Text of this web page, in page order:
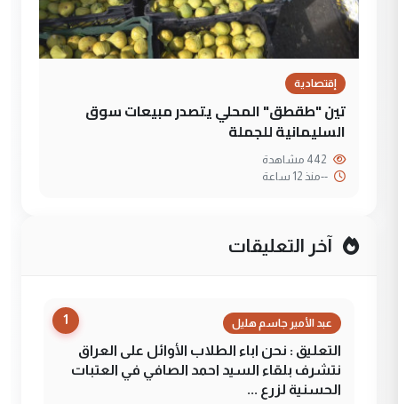
إقتصادية
تين "طقطق" المحلي يتصدر مبيعات سوق
السليمانية للجملة
--منذ 12 ساعة
آخر التعليقات
1 عبد الأمير جاسم هليل
التعليق : نحن اباء الطلاب الأوائل على العراق
نتشرف بلقاء السيد احمد الصافي في العتبات
الحسنية لزرع ...